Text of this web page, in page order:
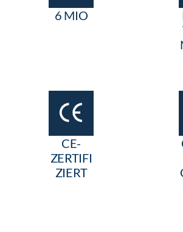
6 MIO
CE-
ZERTIFI
ZIERT